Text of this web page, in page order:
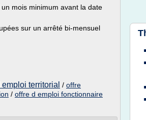
mois minimum avant la date
sur un arrêté bi-mensuel
emploi territorial / offre
/ offre d emploi fonctionnaire